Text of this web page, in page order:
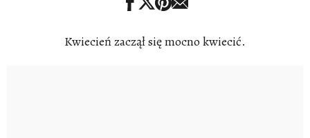
Kwiecień zaczął się mocno kwiecić.